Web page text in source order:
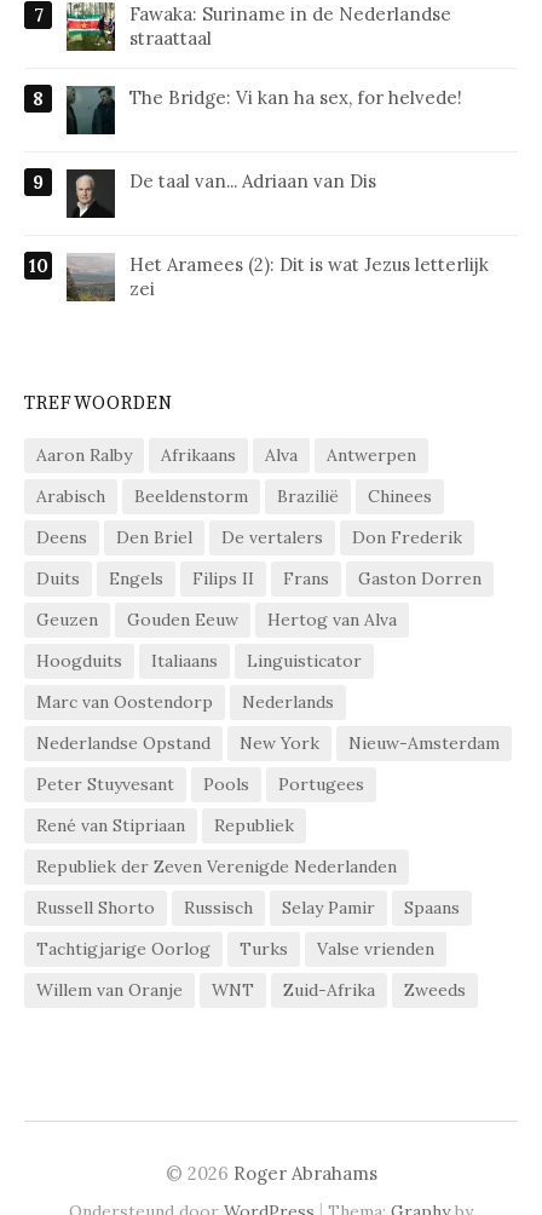
Fawaka: Suriname in de Nederlandse
straattaal
The Bridge: Vi kan ha sex, for helvede!
De taal van... Adriaan van Dis
Het Aramees (2): Dit is wat Jezus letterlijk
zei
TREFWOORDEN
Aaron Ralby Afrikaans Alva
Antwerpen
Arabisch
Beeldenstorm Brazilië
Chinees
Deens
Den Briel De vertalers
Don Frederik
Duits
Engels Filips II Frans
Gaston Dorren
Geuzen
Gouden Eeuw
Hertog van Alva
Hoogduits
Italiaans
Linguisticator
Marc van Oostendorp
Nederlands
Nederlandse Opstand
New York
Nieuw-Amsterdam
Peter Stuyvesant
Pools
Portugees
René van Stipriaan
Republiek
Republiek der Zeven Verenigde Nederlanden
Russell Shorto
Russisch Selay Pamir
Spaans
Tachtigjarige Oorlog
Turks
Valse vrienden
Willem van Oranje
WNT Zuid-Afrika Zweeds
© 2026 Roger Abrahams
|